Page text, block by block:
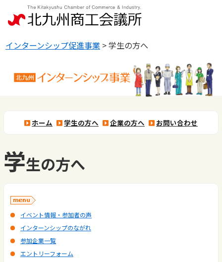
インターンシップ促進事業 >学生の方へ
ホーム 学生の方へ 企業の方へ お問い合わせ
学生の方へ
イベント情報・参加者の声
インターンシップのながれ
参加企業一覧
エントリーフォーム